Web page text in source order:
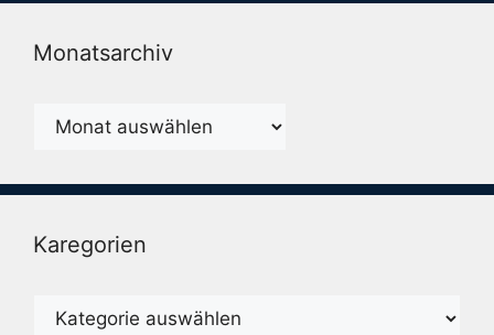
Monatsarchiv
Monatsarchiv
Karegorien
Karegorien